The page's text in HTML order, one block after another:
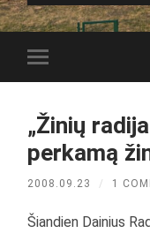
Toggle
mobile
„Žinių
perkamą
2008.09.23 / 1
Šiandien Dainius